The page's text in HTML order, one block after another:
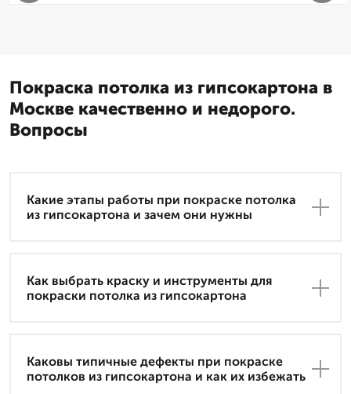
Покраска потолка из гипсокартона в
Москве качественно и недорого.
Вопросы
Какие этапы работы при покраске потолка
из гипсокартона и зачем они нужны
Как выбрать краску и инструменты для
покраски потолка из гипсокартона
Каковы типичные дефекты при покраске
потолков из гипсокартона и как их избежать